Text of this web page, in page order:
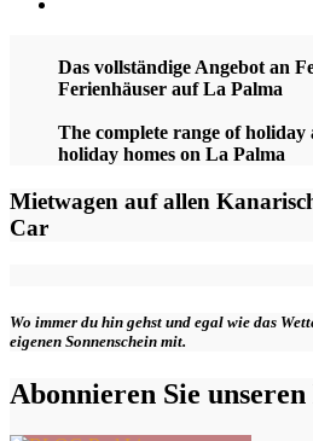
Das vollständige Angebot an
Ferienhäuser auf La Palma
The complete range of
holiday homes on La Palma
Mietwagen auf allen
Car
Wo immer du hin gehst und egal wie das
eigenen Sonnenschein mit.
Abonnieren Sie